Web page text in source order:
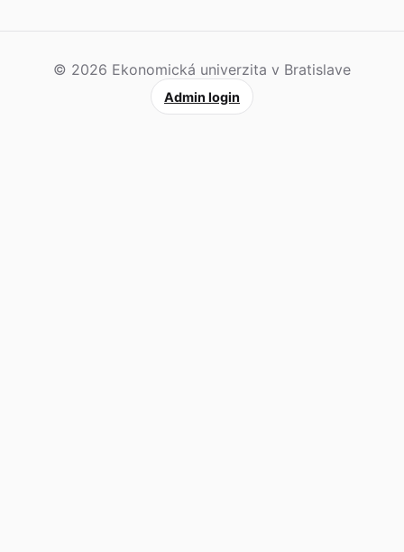
© 2026 Ekonomická univerzita v Bratislave
Admin login